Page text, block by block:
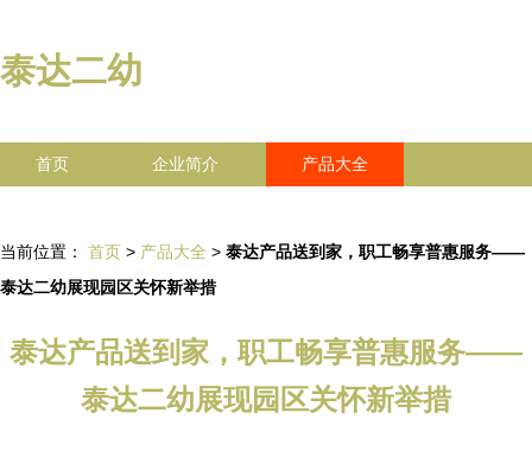
泰达二幼
首页 企业简介 产品大全
当前位置： 首页 > 产品大全 > 泰达产品送到家，职工畅享普惠服务——
泰达二幼展现园区关怀新举措
泰达产品送到家，职工畅享普惠服务——
泰达二幼展现园区关怀新举措